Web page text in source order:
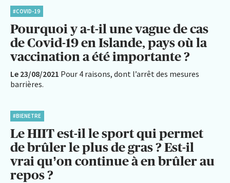
#COVID-19
Pourquoi y a-t-il une vague de cas
de Covid-19 en Islande, pays où la
vaccination a été importante ?
Le 23/08/2021 Pour 4 raisons, dont l’arrêt des mesures
barrières.
#BIENETRE
Le HIIT est-il le sport qui permet
de brûler le plus de gras ? Est-il
vrai qu’on continue à en brûler au
repos ?